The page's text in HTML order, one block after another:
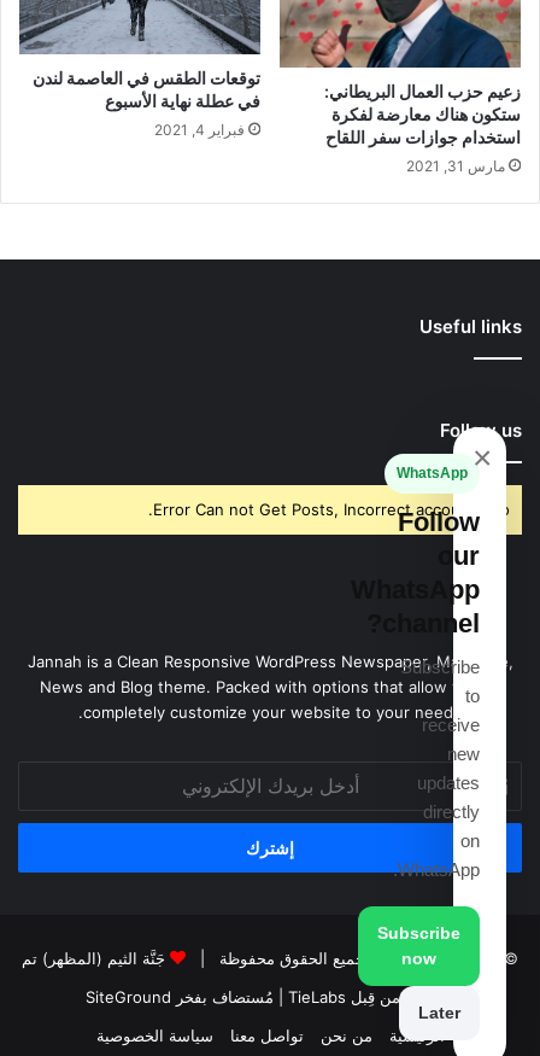
زعيم حزب العمال البريطاني:
ستكون هناك معارضة لفكرة
استخدام جوازات سفر اللقاح
مارس 31, 2021
توقعات الطقس في العاصمة لندن
في عطلة نهاية الأسبوع
فبراير 4, 2021
Useful links
Follow us
Error Can not Get Posts, Incorrect account info.
Jannah is a Clean Responsive WordPress Newspaper, Magazine,
News and Blog theme. Packed with options that allow you to
completely customize your website to your needs.
بريدك
الإلكتروني
© حقوق النشر 2026، جميع الحقوق محفوظة |
جَنَّة الثيم (المظهر) تم
تصميمه من قِبل TieLabs
| مُستضاف بفخر SiteGround
الرئيسية
من نحن تواصل معنا سياسة الخصوصية
×
WhatsApp
Follow
our
WhatsApp
channel?
Subscribe
to
receive
new
updates
directly
on
WhatsApp.
Subscribe
now
Later